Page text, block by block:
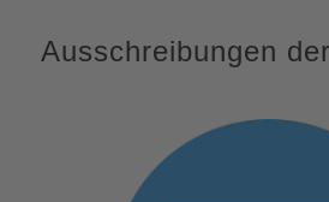
Ausschreibungen